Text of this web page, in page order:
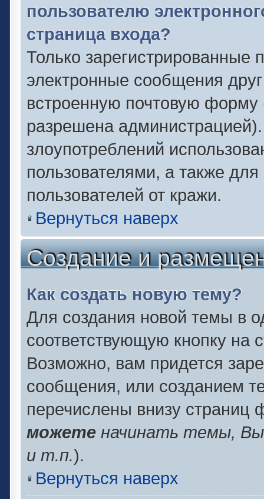
пользователю
страница входа?
Только зарегистрированные
электронные сообщения
встроенную почтовую
разрешена
злоупотреблений
пользователями, а также
пользователей от кражи.
Вернуться наверх
Создание и
Как создать новую тему?
Для создания новой темы в
соответствующую кнопку
Возможно, вам придется
сообщения, или созданием
перечислены внизу
можете начинать темы,
и т.п.).
Вернуться наверх